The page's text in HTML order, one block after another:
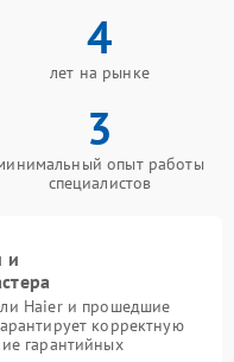
4
лет на рынке
3
опыт работы
специалистов
и
Haier и прошедшие
корректную
гарантийных